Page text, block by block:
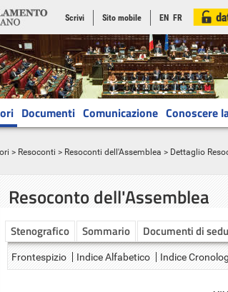
Scrivi Sito mobile EN FR
Documenti Comunicazione Conoscere
> Resoconti > Resoconti dell'Assemblea > Dettaglio
Resoconto dell'Assemblea
Stenografico Sommario Documenti di
Frontespizio Indice Alfabetico Indice